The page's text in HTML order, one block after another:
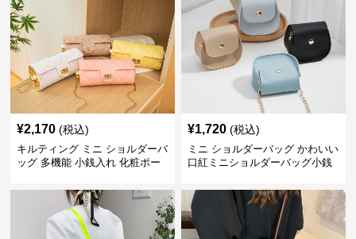
¥2,170 (税込)
キルティング ミニ ショルダーバ
ッグ 多機能 小銭入れ 化粧ポー
¥1,720 (税込)
ミニ ショルダーバッグ かわいい
口紅ミニショルダーバッグ小銭